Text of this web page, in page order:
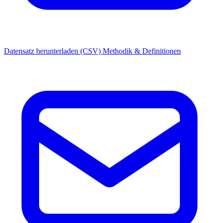
Datensatz herunterladen (CSV) Methodik & Definitionen